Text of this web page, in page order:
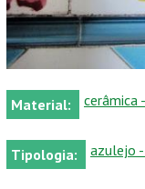
Material: cerâmica
Tipologia: azulejo